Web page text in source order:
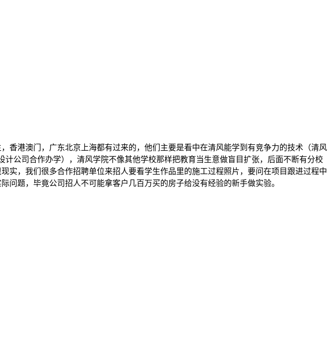
香港澳门，广东北京上海都有过来的，他们主要是看中在清风能学到有竞争力的技术（清风
公司合作办学），清风学院不像其他学校那样把教育当生意做盲目扩张，后面不断有分校
实，我们很多合作招聘单位来招人要看学生作品里的施工过程照片，要问在项目跟进过程中
题，毕竟公司招人不可能拿客户几百万买的房子给没有经验的新手做实验。